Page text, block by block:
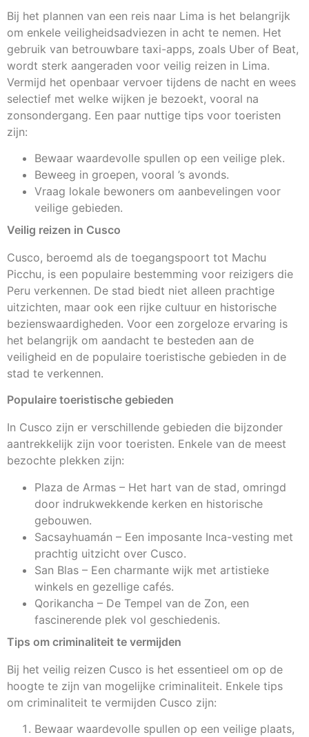
Bij het plannen van een reis naar Lima is het belangrijk
om enkele veiligheidsadviezen in acht te nemen. Het
gebruik van betrouwbare taxi-apps, zoals Uber of Beat,
wordt sterk aangeraden voor veilig reizen in Lima.
Vermijd het openbaar vervoer tijdens de nacht en wees
selectief met welke wijken je bezoekt, vooral na
zonsondergang. Een paar nuttige tips voor toeristen
zijn:
Bewaar waardevolle spullen op een veilige plek.
Beweeg in groepen, vooral ’s avonds.
Vraag lokale bewoners om aanbevelingen voor
veilige gebieden.
Veilig reizen in Cusco
Cusco, beroemd als de toegangspoort tot Machu
Picchu, is een populaire bestemming voor reizigers die
Peru verkennen. De stad biedt niet alleen prachtige
uitzichten, maar ook een rijke cultuur en historische
bezienswaardigheden. Voor een zorgeloze ervaring is
het belangrijk om aandacht te besteden aan de
veiligheid en de populaire toeristische gebieden in de
stad te verkennen.
Populaire toeristische gebieden
In Cusco zijn er verschillende gebieden die bijzonder
aantrekkelijk zijn voor toeristen. Enkele van de meest
bezochte plekken zijn:
Plaza de Armas – Het hart van de stad, omringd
door indrukwekkende kerken en historische
gebouwen.
Sacsayhuamán – Een imposante Inca-vesting met
prachtig uitzicht over Cusco.
San Blas – Een charmante wijk met artistieke
winkels en gezellige cafés.
Qorikancha – De Tempel van de Zon, een
fascinerende plek vol geschiedenis.
Tips om criminaliteit te vermijden
Bij het veilig reizen Cusco is het essentieel om op de
hoogte te zijn van mogelijke criminaliteit. Enkele tips
om criminaliteit te vermijden Cusco zijn:
Bewaar waardevolle spullen op een veilige plaats,